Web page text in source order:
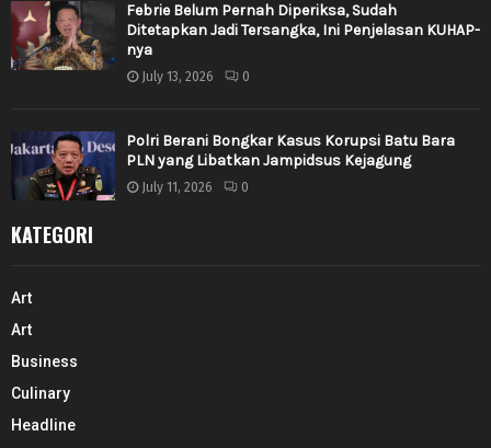
Febrie Belum Pernah Diperiksa, Sudah
Ditetapkan Jadi Tersangka, Ini Penjelasan KUHAP-
nya
July 13, 2026 0
Polri Berani Bongkar Kasus Korupsi Batu Bara
PLN yang Libatkan Jampidsus Kejagung
July 11, 2026 0
KATEGORI
Art
Art
Business
Culinary
Headline